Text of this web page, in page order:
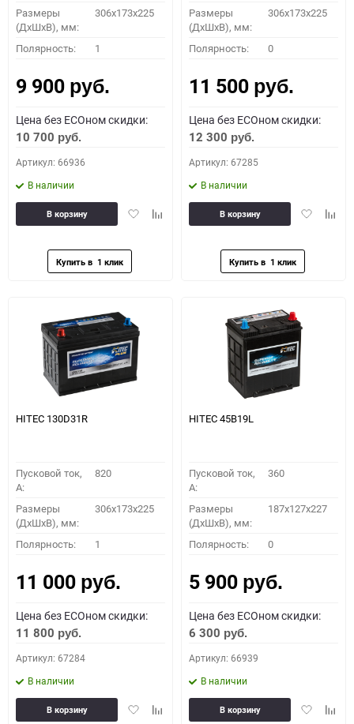
Размеры
(ДхШхВ), мм:
306x173x225
Полярность: 1
9 900 руб.
Цена без ECOном скидки:
10 700 руб.
Артикул: 66936
В наличии
ДобавитьДобавить
В корзину
Размеры
(ДхШхВ), мм:
306x173x225
Полярность: 0
11 500 руб.
Цена без ECOном скидки:
12 300 руб.
Артикул: 67285
В наличии
Добавить
В корзину
HITEC 130D31R
Пусковой ток,
A:
820
Размеры
(ДхШхВ), мм:
306x173x225
Полярность: 1
11 000 руб.
Цена без ECOном скидки:
11 800 руб.
Артикул: 67284
В наличии
ДобавитьДобавить
В корзину
HITEC 45B19L
Пусковой ток,
A:
360
Размеры
(ДхШхВ), мм:
187x127x227
Полярность: 0
5 900 руб.
Цена без ECOном скидки:
6 300 руб.
Артикул: 66939
В наличии
Добавить
В корзину